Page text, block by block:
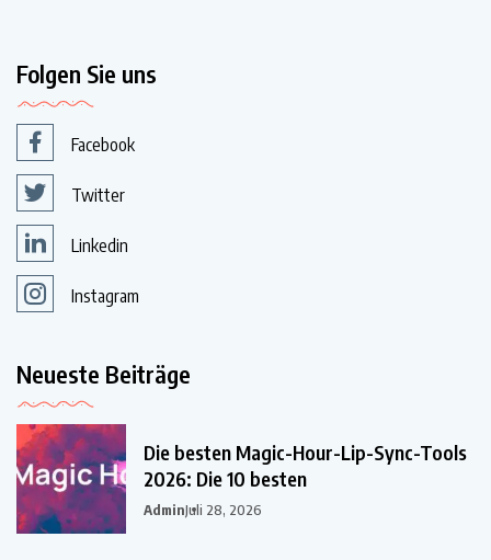
Folgen Sie uns
Facebook
Twitter
Linkedin
Instagram
Neueste Beiträge
Die besten Magic-Hour-Lip-Sync-Tools
2026: Die 10 besten
AdminJuli 28, 2026